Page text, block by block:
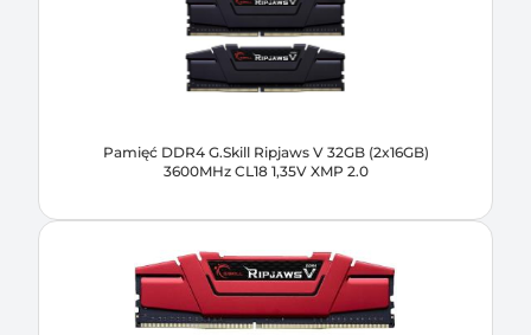
Pamięć DDR4 G.Skill Ripjaws V 32GB (2x16GB)
3600MHz CL18 1,35V XMP 2.0